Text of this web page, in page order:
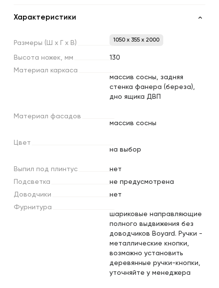
Характеристики
Размеры (Ш х х В) 1050 x 355 x 2000
Высота ножек, мм
130
Материал каркаса
массив сосны, задняя
стенка фанера (береза),
дно ящика ДВП
Материал фасадов
массив сосны
Цвет
на выбор
Выпил под плинтус
нет
Подсветка
не предусмотрена
Доводчики
нет
Фурнитура
шариковые направляющие
полного выдвижения без
доводчиков Boyard. Ручки -
металлические кнопки,
возможно установить
деревянные ручки-кнопки,
уточняйте у менеджера